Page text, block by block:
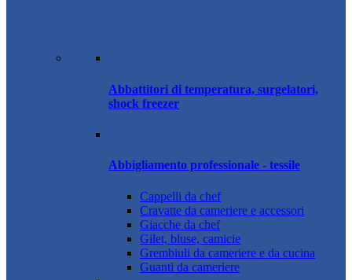
Abbattitori di temperatura, surgelatori,
shock freezer
Abbigliamento professionale - tessile
Cappelli da chef
Cravatte da cameriere e accessori
Giacche da chef
Gilet, bluse, camicie
Grembiuli da cameriere e da cucina
Guanti da cameriere